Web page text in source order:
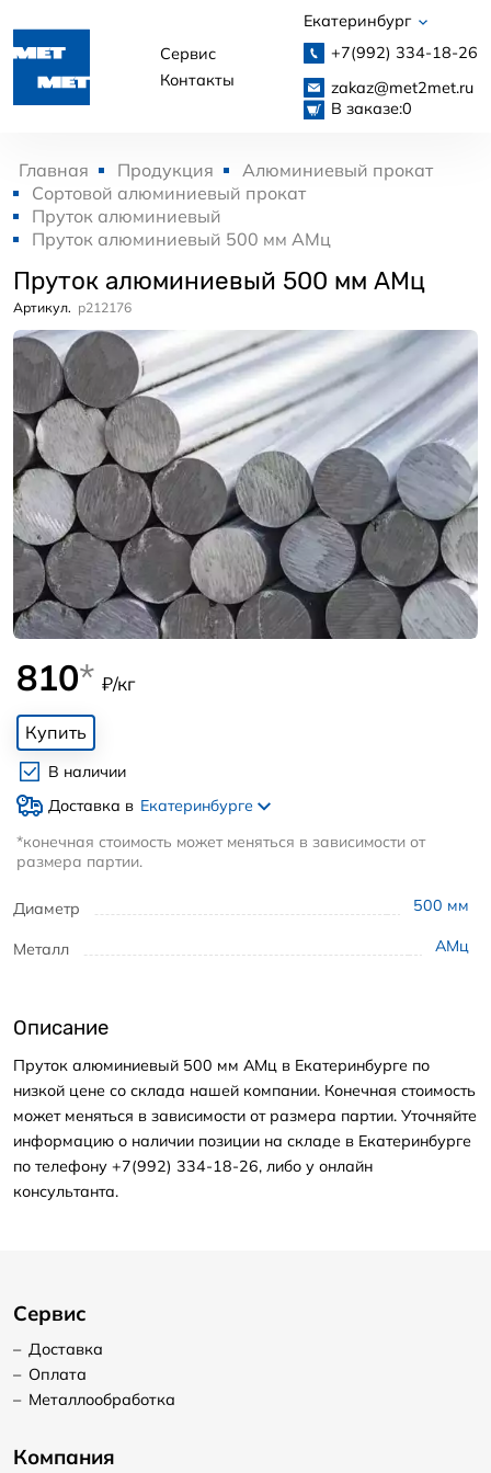
Сервис
Контакты
Екатеринбург
+7(992) 334-18-26
zakaz@met2met.ru
В заказе:0
Главная Продукция
Алюминиевый прокат
Сортовой алюминиевый прокат
Пруток алюминиевый
Пруток алюминиевый 500 мм АМц
Пруток алюминиевый 500 мм АМц
Артикул. p212176
Диаметр 500 мм
Металл АМц
810* ₽/кг
Купить
В наличии
Доставка в Екатеринбурге
*конечная стоимость может меняться в зависимости от
размера партии.
Описание
Пруток алюминиевый 500 мм АМц в Екатеринбурге по
низкой цене со склада нашей компании. Конечная стоимость
может меняться в зависимости от размера партии. Уточняйте
информацию о наличии позиции на складе в Екатеринбурге
по телефону +7(992) 334-18-26, либо у онлайн
консультанта.
Сервис
– Доставка
– Оплата
– Металлообработка
Компания